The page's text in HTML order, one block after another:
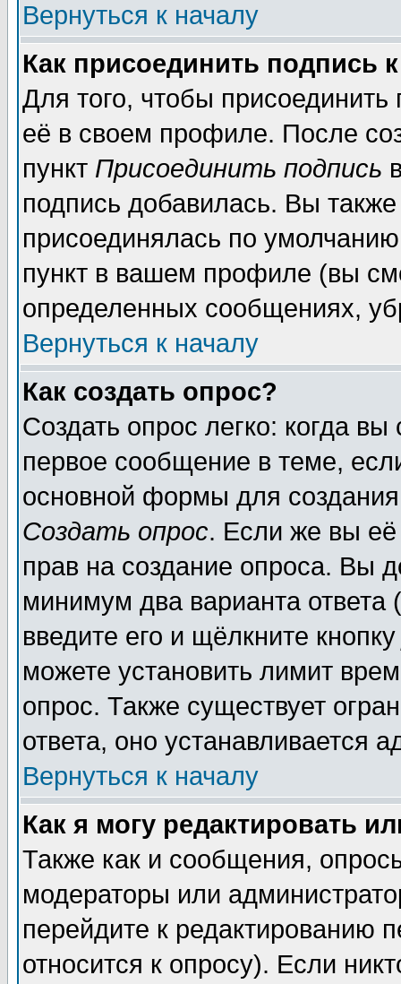
Вернуться к началу
Как присоединить подпись
Для того, чтобы
её в своем профиле. После
пункт Присоединить подпись
подпись добавилась. Вы
присоединялась по
пункт в вашем профиле (вы
определенных сообщениях,
Вернуться к началу
Как создать опрос?
Создать опрос легко: когда
первое сообщение в теме,
основной формы для
Создать опрос. Если же вы её
прав на создание опроса. Вы
минимум два варианта ответа
введите его и щёлкните
можете установить лимит
опрос. Также существует
ответа, оно устанавливается
Вернуться к началу
Как я могу редактировать
Также как и сообщения,
модераторы или
перейдите к редактированию
относится к опросу). Если